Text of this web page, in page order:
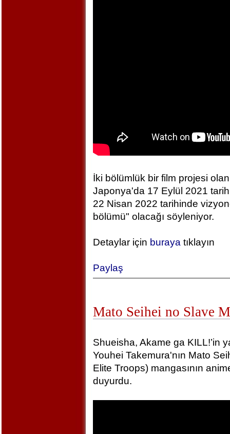
İki bölümlük bir film projesi
Japonya'da 17 Eylül 2021
22 Nisan 2022 tarihinde
bölümü" olacağı söyleniyor.
Detaylar için buraya tıklayın
Paylaş
Mato Seihei no Slave
Shueisha, Akame ga KILL!’in
Youhei Takemura'nın Mato
Elite Troops) mangasının
duyurdu.